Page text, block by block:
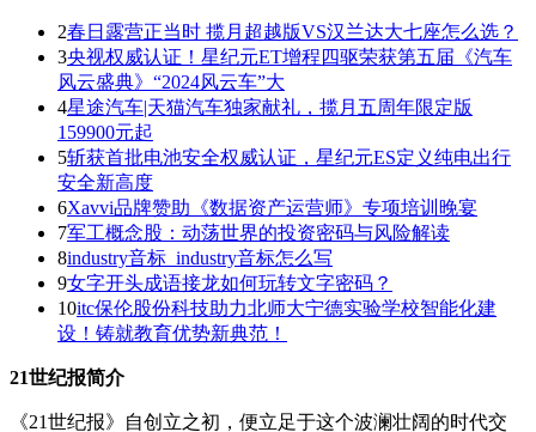
2春日露营正当时 揽月超越版VS汉兰达大七座怎么选？
3央视权威认证！星纪元ET增程四驱荣获第五届《汽车
风云盛典》“2024风云车”大
4星途汽车|天猫汽车独家献礼，揽月五周年限定版
159900元起
5斩获首批电池安全权威认证，星纪元ES定义纯电出行
安全新高度
6Xavvi品牌赞助《数据资产运营师》专项培训晚宴
7军工概念股：动荡世界的投资密码与风险解读
8industry音标_industry音标怎么写
9女字开头成语接龙如何玩转文字密码？
10itc保伦股份科技助力北师大宁德实验学校智能化建
设！铸就教育优势新典范！
21世纪报简介
《21世纪报》自创立之初，便立足于这个波澜壮阔的时代交